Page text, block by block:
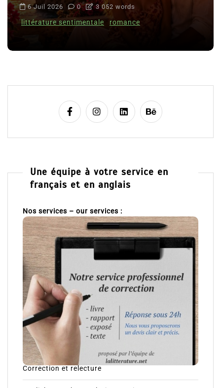
6 Juil 2026 0 3 052 words
littérature sentimentale romance
Une équipe à votre service en
français et en anglais
Nos services – our services :
Correction et relecture